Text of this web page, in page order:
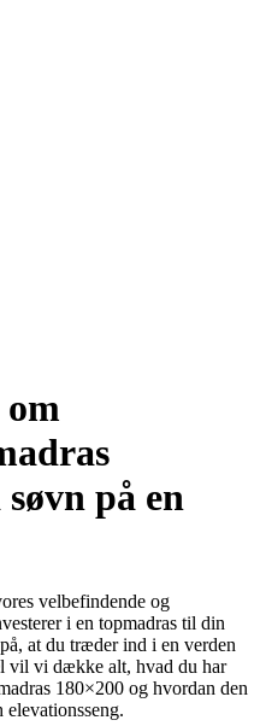
på en
velbefindende og
i en topmadras til din
at du træder ind i en verden
vil vi dække alt, hvad du har
180×200 og hvordan den